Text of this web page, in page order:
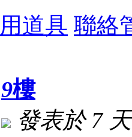
道具 聯絡
9樓
發表於 7